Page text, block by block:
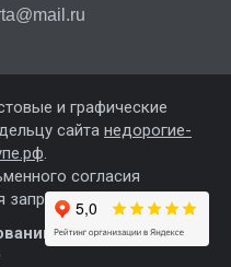
и графические
сайта недорогие-
.
согласия
запрещены.
сайта №364-065-